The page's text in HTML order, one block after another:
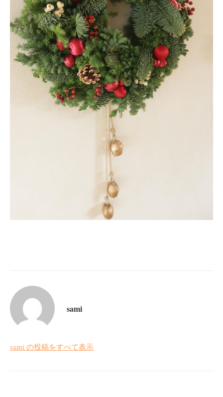
sami
sami の投稿をすべて表示